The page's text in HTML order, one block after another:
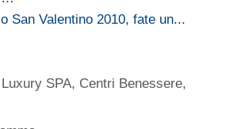
San Valentino 2010, fate un...
Luxury SPA, Centri Benessere,